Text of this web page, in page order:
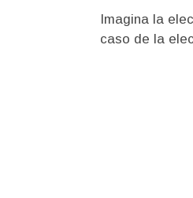
Imagina la
caso de la